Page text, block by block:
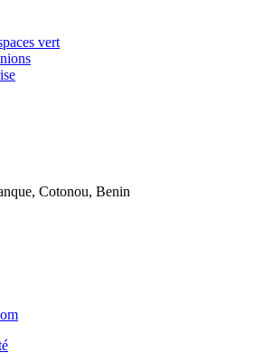
vert
Cotonou, Benin